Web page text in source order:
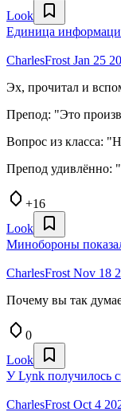
Look
Единица
CharlesFrost Jan 25
Эх, прочитал и
Препод: "Это
Вопрос из класса:
Препод удивлённо:
+16
Look
Минобороны
CharlesFrost Nov 18
Почему вы так
0
Look
У Lynk получилось
CharlesFrost Oct 4